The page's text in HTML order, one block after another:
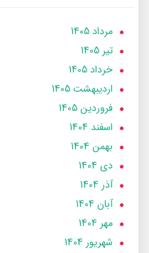
مرداد 1405
تير 1405
خرداد 1405
ارديبهشت 1405
فروردین 1405
اسفند 1404
بهمن 1404
دی 1404
آذر 1404
آبان 1404
مهر 1404
شهریور 1404